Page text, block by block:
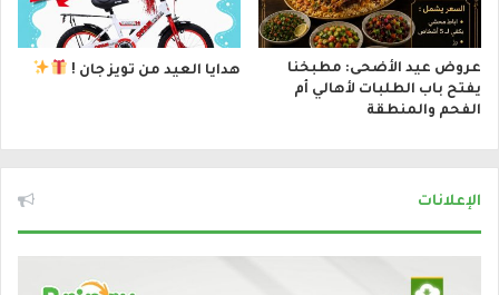
عروض عيد الأضحى: مطبخنا
يفتح باب الطلبات لأهالي أم
الفحم والمنطقة
هدايا العيد من تويز جان !
الإعلانات